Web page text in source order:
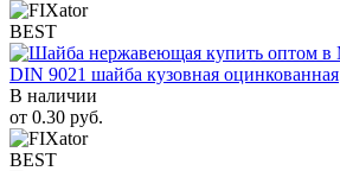
BEST
DIN 9021 шайба кузовная оцинкованная
В наличии
от 0.30 руб.
BEST